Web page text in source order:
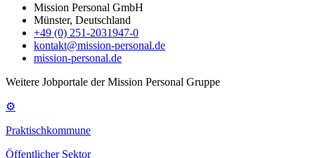
Mission Personal GmbH
Münster, Deutschland
+49 (0) 251-2031947-0
kontakt@mission-personal.de
mission-personal.de
Weitere Jobportale der Mission Personal Gruppe
⚙
Praktischkommune
Öffentlicher Sektor